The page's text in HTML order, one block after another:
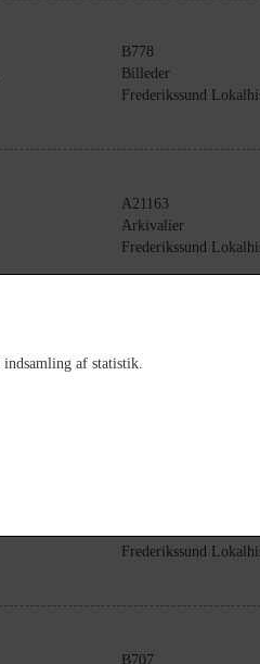
B778
Billeder
Frederikssund
A21163
Arkivalier
Frederikssund
B32
Frederikssund
Frederikssund
B707
af statistik.